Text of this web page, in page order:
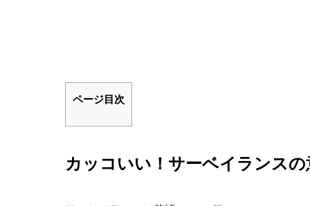
ページ目次
カッコいい！サーベイランスの